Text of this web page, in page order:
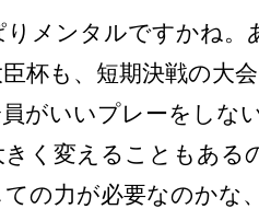
メンタルですかね。
杯も、短期決戦の大
がいいプレーをしな
く変えることもある
ての力が必要なのかな